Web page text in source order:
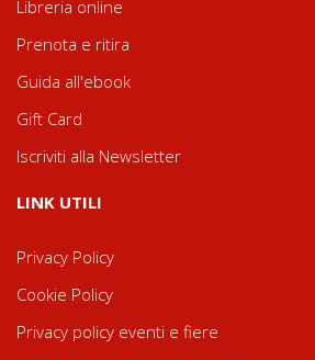
Libreria online
Prenota e ritira
Guida all'ebook
Gift Card
Iscriviti alla Newsletter
LINK UTILI
Privacy Policy
Cookie Policy
Privacy policy eventi e fiere